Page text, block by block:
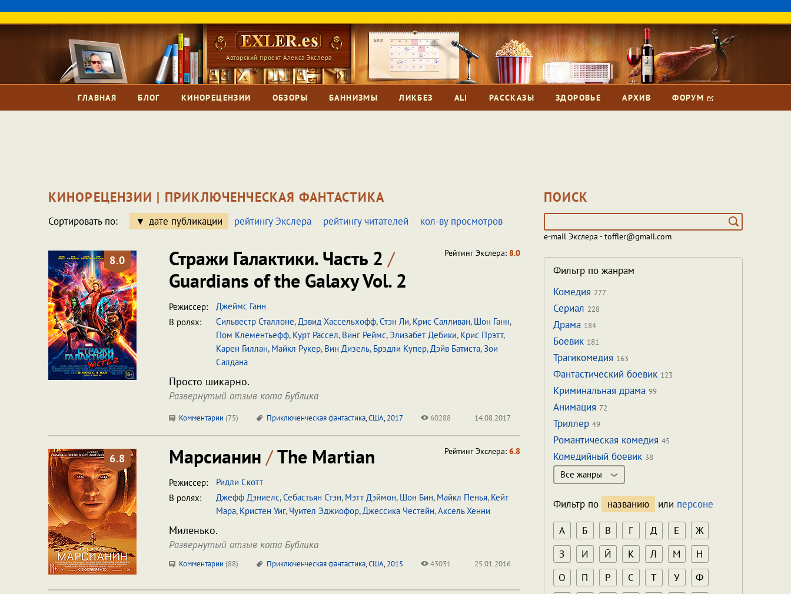
Авторский проект Алекса Экслера
ГЛАВНАЯ БЛОГ КИНОРЕЦЕНЗИИ ОБЗОРЫ БАННИЗМЫ ЛИКБЕЗ ALI РАССКАЗЫ ЗДОРОВЬЕ АРХИВ ФОРУМ
КИНОРЕЦЕНЗИИ | ПРИКЛЮЧЕНЧЕСКАЯ ФАНТАСТИКА
Сортировать по: дате публикации рейтингу Экслера рейтингу читателей кол-ву просмотров
8.0 Стражи Галактики. Часть 2 /
Guardians of the Galaxy Vol. 2
Рейтинг Экслера: 8.0
Режиссер:
Джеймс Ганн
В ролях:
Сильвестр Сталлоне,Дэвид Хассельхофф,Стэн Ли, Крис Салливан, Шон Ганн,
Пом Клементьефф, Курт Рассел, Винг Реймс,Элизабет Дебики, Крис Прэтт,
Карен Гиллан, Майкл Рукер, Вин Дизель, Брэдли Купер,Дэйв Батиста,Зои
Салдана
Просто шикарно.
Развернутый отзыв кота Бублика
Комментарии (75) Приключенческая фантастика,США,2017 60288 14.08.2017
6.8 Марсианин /The Martian Рейтинг Экслера: 6.8
Режиссер:
Ридли Скотт
В ролях:
Джефф Дэниелс,Себастьян Стэн, Мэтт Дэймон, Шон Бин, Майкл Пенья, Кейт
Мара, Кристен Уиг, Чуител Эджиофор,Джессика Честейн,Аксель Хенни
Миленько.
Развернутый отзыв кота Бублика
Комментарии (88) Приключенческая фантастика,США,2015 43031 25.01.2016
ПОИСК
e-mail Экслера - toffler@gmail.com
Фильтр по жанрам
Комедия 277
Сериал 228
Драма 184
Боевик 181
Трагикомедия 163
Фантастический боевик 123
Криминальная драма 99
Анимация 72
Триллер 49
Романтическая комедия 45
Комедийный боевик 38
Все жанры
Фильтр по названию или персоне
А Б В Г Д Е
Ж
З
И Й К Л М
Н
О
П Р С Т У
Ф